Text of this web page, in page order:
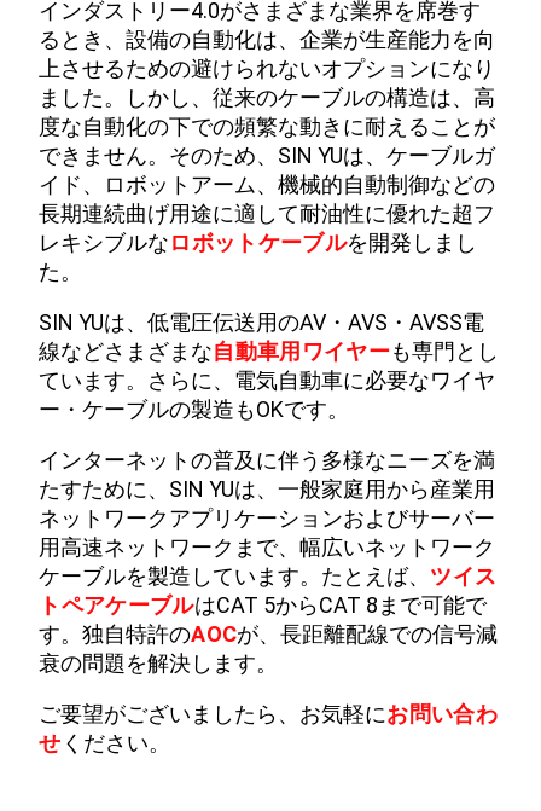
インダストリー4.0がさまざまな業界を席巻す
るとき、設備の自動化は、企業が生産能力を向
上させるための避けられないオプションになり
ました。しかし、従来のケーブルの構造は、高
度な自動化の下での頻繁な動きに耐えることが
できません。そのため、SIN YUは、ケーブルガ
イド、ロボットアーム、機械的自動制御などの
長期連続曲げ用途に適して耐油性に優れた超フ
レキシブルなロボットケーブルを開発しまし
た。
SIN YUは、低電圧伝送用のAV・AVS・AVSS電
線などさまざまな自動車用ワイヤーも専門とし
ています。さらに、電気自動車に必要なワイヤ
ー・ケーブルの製造もOKです。
インターネットの普及に伴う多様なニーズを満
たすために、SIN YUは、一般家庭用から産業用
ネットワークアプリケーションおよびサーバー
用高速ネットワークまで、幅広いネットワーク
ケーブルを製造しています。たとえば、 ツイス
トペアケーブルはCAT 5からCAT 8まで可能で
す。独自特許のAOCが、長距離配線での信号減
衰の問題を解決します。
ご要望がございましたら、お気軽にお問い合わ
せ ください。